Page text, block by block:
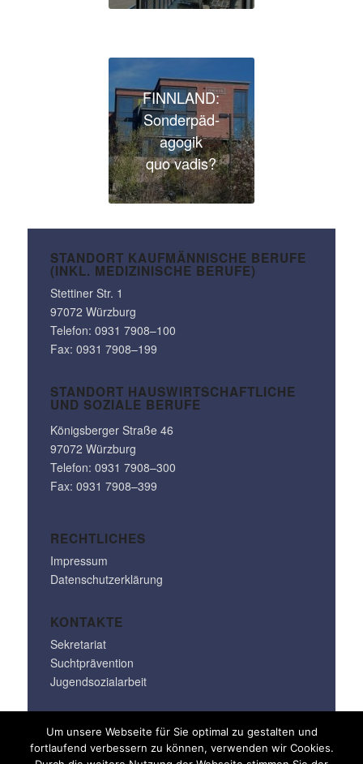
FINNLAND:
Sonder­päd­
agogik
quo vadis?
STANDORT KAUF­MÄN­NI­SCHE BERUFE
(INKL. MEDI­ZI­NI­SCHE BERUFE)
Stet­tiner Str. 1
97072 Würzburg
Telefon:0931 7908–100
Fax: 0931 7908–199
STANDORT HAUS­WIRT­SCHAFT­LICHE
UND SOZIALE BERUFE
Königs­berger Straße 46
97072 Würzburg
Telefon: 0931 7908–300
Fax: 0931 7908–399
RECHT­LI­CHES
Impressum
Datenschutzerklärung
KONTAKTE
Sekretariat
Suchtprävention
Jugendsozialarbeit
Um unsere Webseite für Sie optimal zu gestalten und
fortlaufend verbessern zu können, verwenden wir Cookies.